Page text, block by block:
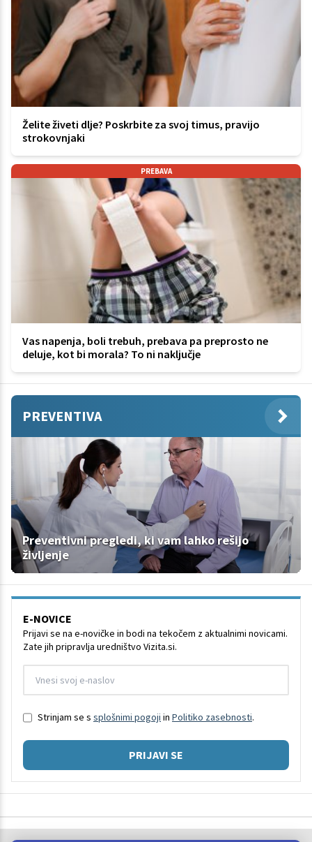
Želite živeti dlje? Poskrbite za svoj timus, pravijo
strokovnjaki
PREBAVA
Vas napenja, boli trebuh, prebava pa preprosto ne
deluje, kot bi morala? To ni naključje
PREVENTIVA
Preventivni pregledi, ki vam lahko rešijo
življenje
E-NOVICE
Prijavi se na e-novičke in bodi na tekočem z aktualnimi novicami.
Zate jih pripravlja uredništvo Vizita.si.
Strinjam se s splošnimi pogoji in Politiko zasebnosti.
PRIJAVI SE